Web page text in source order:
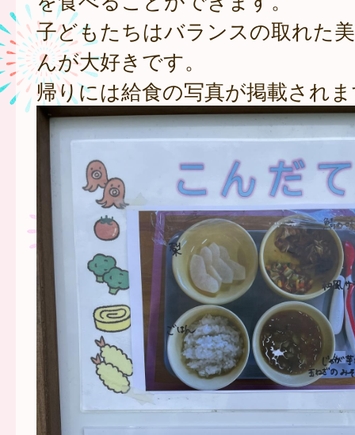
子どもたちはバランスの取れた
んが大好きです。
帰りには給食の写真が掲載され